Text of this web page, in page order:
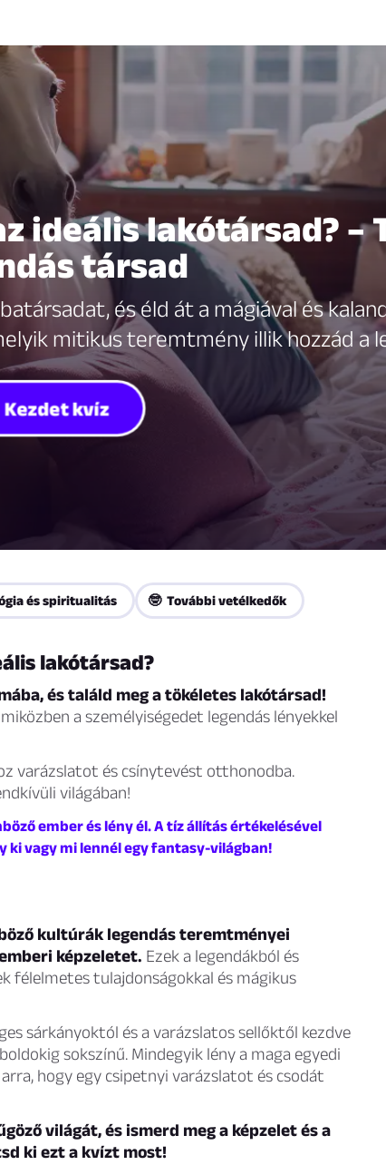
ideális lakótársad? –
társad
és éld át a mágiával és
mitikus teremtmény illik hozzád a
Kezdet kvíz
és spiritualitás 🤓 További vetélkedők
lakótársad?
és találd meg a tökéletes lakótársad!
a személyiségedet legendás lényekkel
varázslatot és csínytevést otthonodba.
világában!
ember és lény él. A tíz állítás értékelésével
ki vagy mi lennél egy fantasy-világban!
kultúrák legendás teremtményei
képzeletet. Ezek a legendákból és
félelmetes tulajdonságokkal és mágikus
sárkányoktól és a varázslatos sellőktől kezdve
sokszínű. Mindegyik lény a maga egyedi
hogy egy csipetnyi varázslatot és csodát
világát, és ismerd meg a képzelet és a
ki ezt a kvízt most!